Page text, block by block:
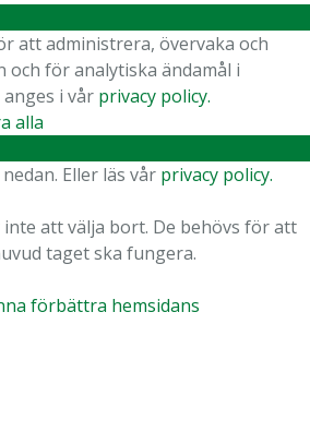
att administrera, övervaka och
för analytiska ändamål i
i vår privacy policy.
alla
Eller läs vår privacy policy.
att välja bort. De behövs för att
taget ska fungera.
förbättra hemsidans